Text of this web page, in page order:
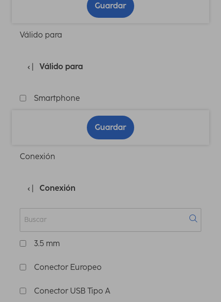
Guardar
Válido para
Válido para
Smartphone
Guardar
Conexión
Conexión
3.5 mm
Conector Europeo
Conector USB Tipo A